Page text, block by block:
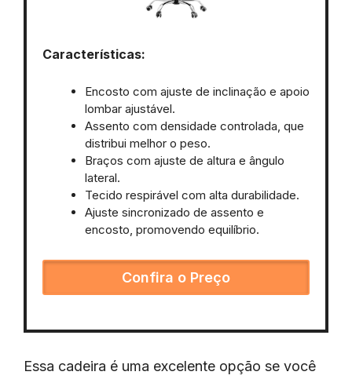
Características:
Encosto com ajuste de inclinação e apoio
lombar ajustável.
Assento com densidade controlada, que
distribui melhor o peso.
Braços com ajuste de altura e ângulo
lateral.
Tecido respirável com alta durabilidade.
Ajuste sincronizado de assento e
encosto, promovendo equilíbrio.
Confira o Preço
Essa cadeira é uma excelente opção se você